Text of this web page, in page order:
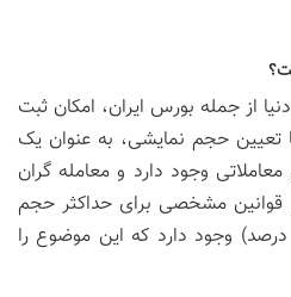
از جمله بورس ایران، امکان ثبت
تعیین حجم نمایشی، به عنوان یک
وجود دارد و معامله گران
قوانین مشخصی برای حداکثر حجم
قابل پنهان سازی (معمولاً ۷۰ درصد) وجود دارد که این موضوع را